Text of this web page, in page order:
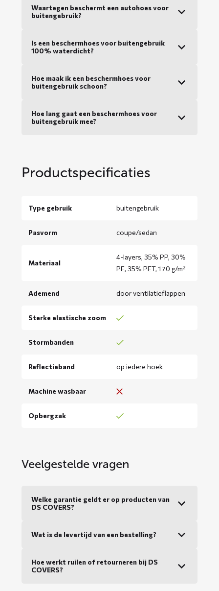
Waartegen beschermt een autohoes voor
buitengebruik?
Is een beschermhoes voor buitengebruik
100% waterdicht?
Hoe maak ik een beschermhoes voor
buitengebruik schoon?
Hoe lang gaat een beschermhoes voor
buitengebruik mee?
Productspecificaties
Type gebruik buitengebruik
Pasvorm coupe/sedan
Materiaal
4-layers, 35% PP, 30%
PE, 35% PET, 170 g/m²
Ademend door ventilatieflappen
Sterke elastische zoom
Stormbanden
Reflectieband op iedere hoek
Machine wasbaar
Opbergzak
Veelgestelde vragen
Welke garantie geldt er op producten van
DS COVERS?
Wat is de levertijd van een bestelling?
Hoe werkt ruilen of retourneren bij DS
COVERS?